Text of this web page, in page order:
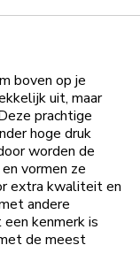
boven op je
uit, maar
prachtige
hoge druk
worden de
vormen ze
extra kwaliteit en
andere
kenmerk is
de meest